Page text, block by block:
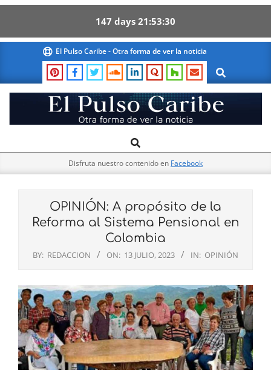
147 days 21 53 29
content
El Pulso Caribe - Otra forma de ver la noticia
Search
El
Pulso
Navigation
Search
Disfruta nuestro contenido en Facebook
OPINIÓN: A propósito de la
Reforma al Sistema Pensional en
Colombia
BY: REDACCION ON: 13 JULIO, 2023 IN: OPINIÓN